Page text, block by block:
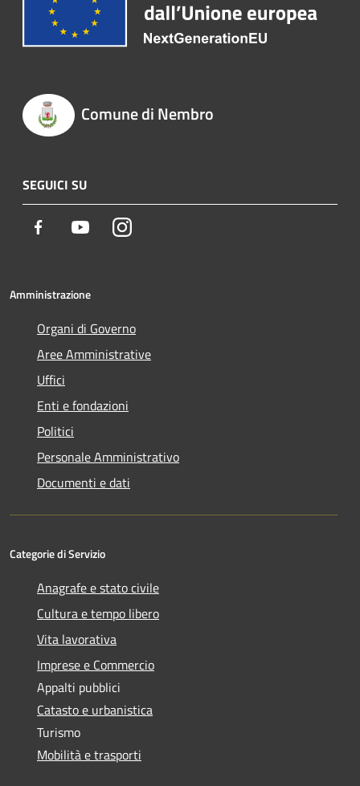
Comune di Nembro
SEGUICI SU
Facebook YoutubeInstagram
Amministrazione
Organi di Governo
Aree Amministrative
Uffici
Enti e fondazioni
Politici
Personale Amministrativo
Documenti e dati
Categorie di Servizio
Anagrafe e stato civile
Cultura e tempo libero
Vita lavorativa
Imprese e Commercio
Appalti pubblici
Catasto e urbanistica
Turismo
Mobilità e trasporti